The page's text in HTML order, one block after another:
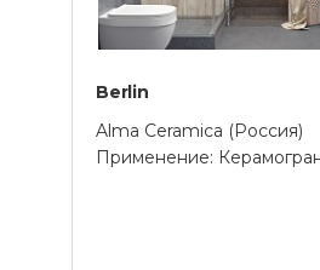
Berlin
Alma Ceramica (Россия)
Применение: